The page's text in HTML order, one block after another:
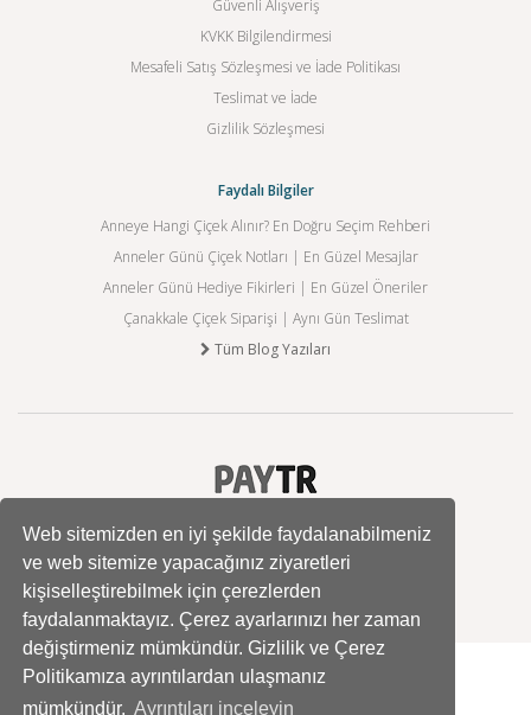
Web sitemizden en iyi şekilde faydalanabilmeniz
ve web sitemize yapacağınız ziyaretleri
kişiselleştirebilmek için çerezlerden
faydalanmaktayız. Çerez ayarlarınızı her zaman
değiştirmeniz mümkündür. Gizlilik ve Çerez
Politikamıza ayrıntılardan ulaşmanız
mümkündür. Ayrıntıları inceleyin
Güvenli Alışveriş
KVKK Bilgilendirmesi
Mesafeli Satış Sözleşmesi ve İade Politikası
Teslimat ve İade
Gizlilik Sözleşmesi
Faydalı Bilgiler
Anneye Hangi Çiçek Alınır? En Doğru Seçim Rehberi
Anneler Günü Çiçek Notları | En Güzel Mesajlar
Anneler Günü Hediye Fikirleri | En Güzel Öneriler
Çanakkale Çiçek Siparişi | Aynı Gün Teslimat
Tüm Blog Yazıları